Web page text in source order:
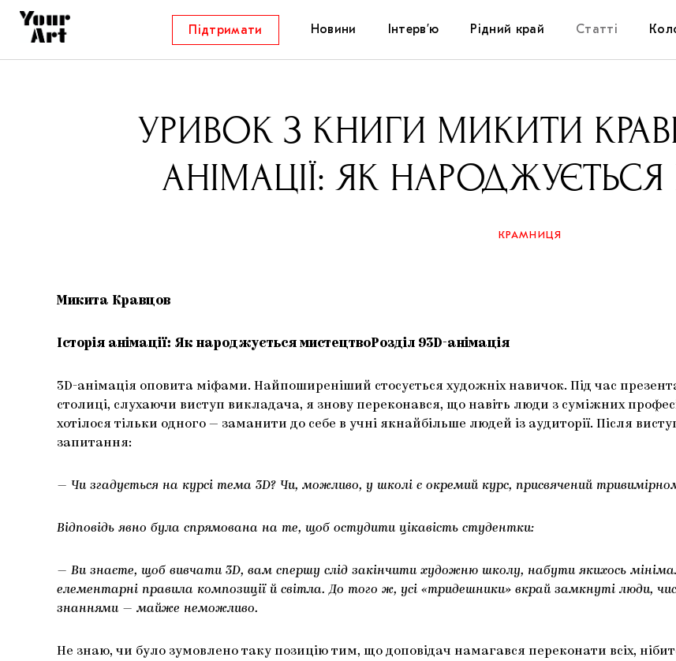
Підтримати Новини Інтерв’ю
Куратори
Архітектура
Рідний край
Самоорганізації
Освіта
Артцентри
Статті
Коментарі
Історії
УРИВОК З КНИГИ МИКИТИ
АНІМАЦІЇ: ЯК
КРАМНИЦЯ
Микита Кравцов
Історія анімації: Як народжується мистецтвоРозділ 93D-анімація
3D-анімація оповита міфами. Найпоширеніший стосується художніх навичок. Під час
столиці, слухаючи виступ викладача, я знову переконався, що навіть люди з суміжних
хотілося тільки одного — заманити до себе в учні якнайбільше людей із аудиторії. Після
запитання:
— Чи згадується на курсі тема 3D? Чи, можливо, у школі є окремий курс, присвячений
Відповідь явно була спрямована на те, щоб остудити цікавість студентки:
— Ви знаєте, щоб вивчати 3D, вам спершу слід закінчити художню школу, набути якихось
елементарні правила композиції й світла. До того ж, усі «тридешники» вкрай замкнуті люди,
знаннями — майже неможливо.
Не знаю, чи було зумовлено таку позицію тим, що доповідач намагався переконати всіх,